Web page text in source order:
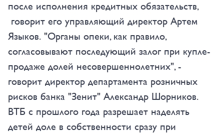
после исполнения кредитных обязательств,
говорит его управляющий директор Артем
Языков. "Органы опеки, как правило,
согласовывают последующий залог при купле-
продаже долей несовершеннолетних", -
говорит директор департамента розничных
рисков банка "Зенит" Александр Шорников.
ВТБ с прошлого года разрешает наделять
детей доле в собственности сразу при